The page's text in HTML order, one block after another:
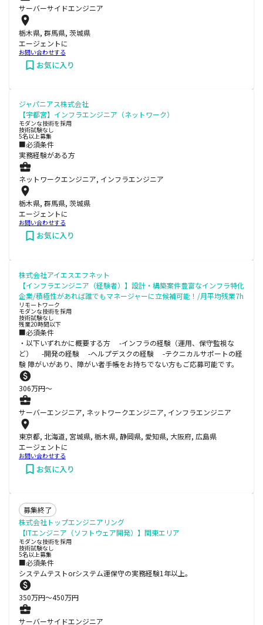
サーバーサイドエンジニア
栃木県, 群馬県, 茨城県
エージェントに
お問い合わせする
お気に入り
ジャパニアス株式会社
【宇都宮】インフラエンジニア（ネットワーク）
モダンな技術を採用
技術試験なし
5名以上募集
■必須条件
実務経験がある方
ネットワークエンジニア, インフラエンジニア
栃木県, 群馬県, 茨城県
エージェントに
お問い合わせする
お気に入り
株式会社アイエスエフネット
【インフラエンジニア（経験者）】設計・構築案件豊富なインフラ特化
企業/積極性があれば誰でもマネージャーに立候補可能！/月平均残業7h
リモートワーク
モダンな技術を採用
技術試験なし
残業20時間以下
■必須条件
・以下いずれかに概要する方 -インフラの経験（運用、保守監視な
ど） -開発の経験 -ヘルプデスクの経験 -テクニカルサポートの経
験 障がいがあり、障がい者手帳をお持ちでない方もご応募可能です。
306万円〜
サーバーエンジニア, ネットワークエンジニア, インフラエンジニア
東京都, 北海道, 宮城県, 栃木県, 静岡県, 愛知県, 大阪府, 広島県
エージェントに
お問い合わせする
お気に入り
募集終了
株式会社トップエンジニアリング
【ITエンジニア（ソフトウェア開発）】関東エリア
モダンな技術を採用
技術試験なし
5名以上募集
■必須条件
システムテストorシステム運保守の実務経験1年以上。
350万円〜450万円
サーバーサイドエンジニア